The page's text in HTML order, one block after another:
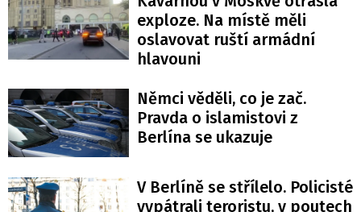
exploze. Na místě měli
oslavovat ruští armádní
hlavouni
Němci věděli, co je zač.
Pravda o islamistovi z
Berlína se ukazuje
V Berlíně se střílelo. Policisté
vypátrali teroristu, v poutech